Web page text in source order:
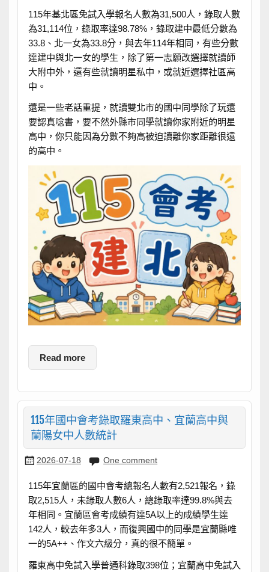
115年基北區免試入學報名人數為31,500人，錄取人數
為31,114位，錄取率達98.78%，錄取建中最低分數為
33.8、北一女為33.8分，與去年114年相同，有些分數
達建中與北一女的學生，除了第一志願改選擇就讀師
大附中外，還有些就讀明星私中，或就近選擇社區高
中。
還是一些老話重提，就讀雙北市的國中同學除了玩還
要認真唸書，要不然外縣市同學就讀你家附近的明星
高中，你只能因為分數不夠高被迫讀離你家距離很遠
的高中。
Read more
115年國中會考錄取羅東高中、宜蘭高中與
蘭陽女中人數統計
2026-07-18 One comment
115年宜蘭區的國中會考總報名人數有2,521報名，錄
取2,515人，未錄取人數6人，總錄取率達99.8%與去
年相同。宜蘭區會考成績有達5A以上的成績學生達
142人，較去年多3人，而復興國中的同學是宜蘭縣唯
一的5A++、作文六級分，真的很不簡單。
羅東高中免試入學普通科錄取398位；宜蘭高中免試入